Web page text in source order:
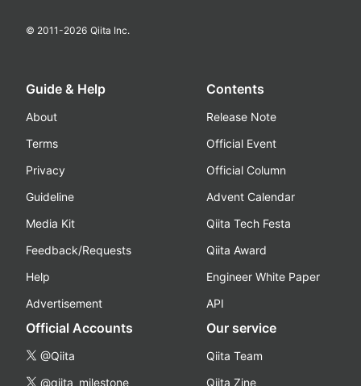
© 2011-2026 Qiita Inc.
Guide & Help
About
Terms
Privacy
Guideline
Media Kit
Feedback/Requests
Help
Advertisement
Contents
Release Note
Official Event
Official Column
Advent Calendar
Qiita Tech Festa
Qiita Award
Engineer White Paper
API
Official Accounts
@Qiita
@qiita_milestone
Our service
Qiita Team
Qiita Zine